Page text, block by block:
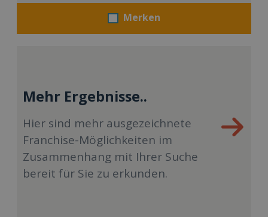
Merken
Mehr Ergebnisse..
Hier sind mehr ausgezeichnete
Franchise-Möglichkeiten im
Zusammenhang mit Ihrer Suche
bereit für Sie zu erkunden.